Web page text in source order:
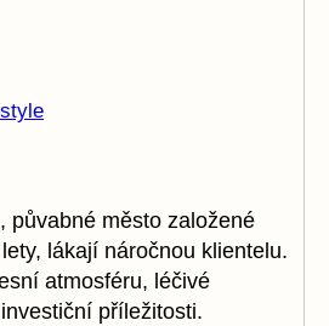
půvabné město založené
lákají náročnou klientelu.
atmosféru, léčivé
příležitosti.